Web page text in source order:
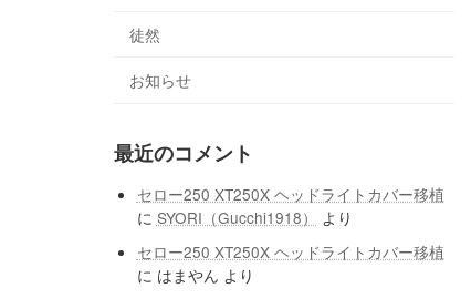
徒然
お知らせ
最近のコメント
セロー250 XT250X ヘッドライトカバー移植
に SYORI（Gucchi1918）
より
セロー250 XT250X ヘッドライトカバー移植
に はまやん より